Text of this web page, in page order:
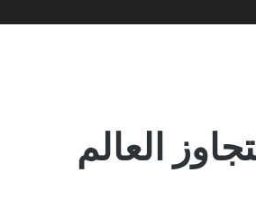
العالم